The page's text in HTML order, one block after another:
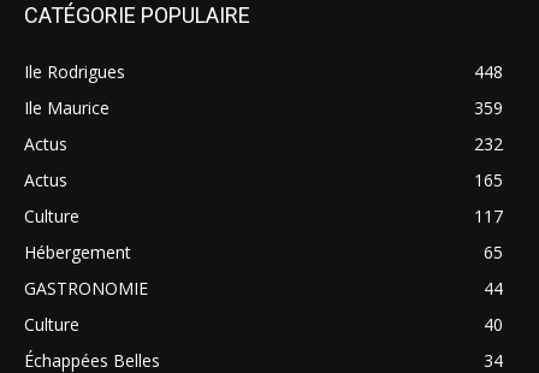
CATÉGORIE POPULAIRE
Ile Rodrigues
448
Ile Maurice
359
Actus
232
Actus
165
Culture
117
Hébergement
65
GASTRONOMIE
44
Culture
40
Échappées Belles
34